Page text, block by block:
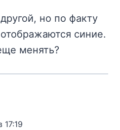
но по факту
синие.
менять?
17:19